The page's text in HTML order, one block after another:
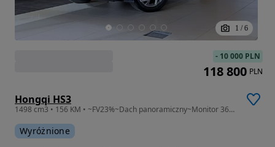
1 / 6
Hongqi HS3
1498 cm3 • 156 KM • ~FV23%~Dach panoramiczny~Monitor 360°AVM~Reflektory LED~Apple CarPlay
Wyróżnione
- 10 000 PLN
118 800 PLN